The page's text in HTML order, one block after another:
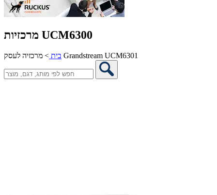
מרכזיות UCM6300
בית > מרכזיה לעסק Grandstream UCM6301